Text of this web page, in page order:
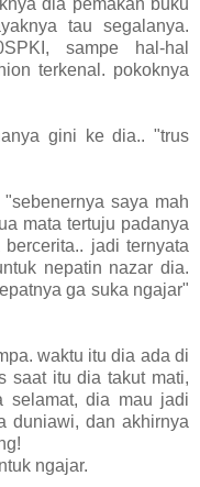
tau segalanya.
sampe hal-hal
terkenal. pokoknya
gini ke dia.. "trus
saya mah
mata tertuju padanya
jadi ternyata
nepatin nazar dia.
ga suka ngajar"
waktu itu dia ada di
saat itu dia takut mati,
selamat, dia mau jadi
duniawi, dan akhirnya
ngajar.